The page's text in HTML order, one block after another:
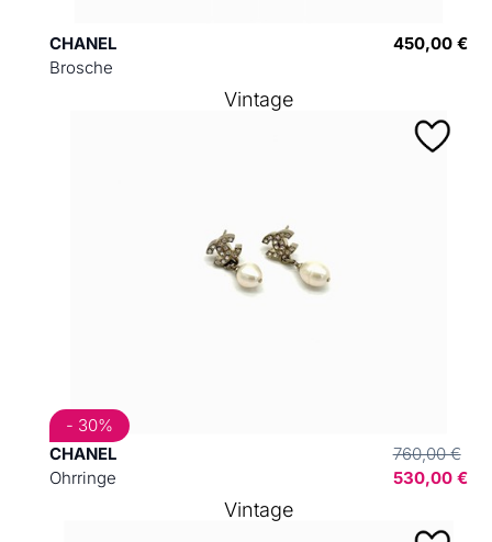
CHANEL
Brosche
450,00 €
CHANEL
Ohrringe
760,00 €
530,00 €
- 30%
Vintage
Vintage